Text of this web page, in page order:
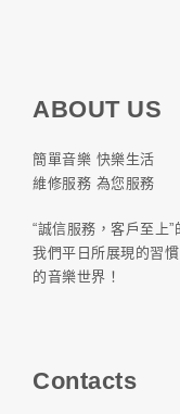
ABOUT US
簡單音樂 快樂生活
維修服務 為您服務
“誠信服務，客戶至上
我們平日所展現的習
的音樂世界！
Contacts